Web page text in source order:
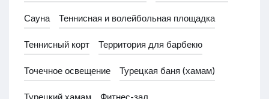
Сауна Теннисная и волейбольная площадка
Теннисный корт Территория для барбекю
Точечное освещение Турецкая баня (хамам)